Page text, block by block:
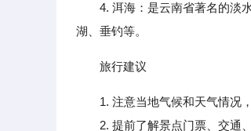
4. 洱海：是云南省著名的淡水
湖、垂钓等。
旅行建议
1. 注意当地气候和天气情况
2. 提前了解景点门票、交通、